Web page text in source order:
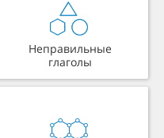
Неправильные
глаголы